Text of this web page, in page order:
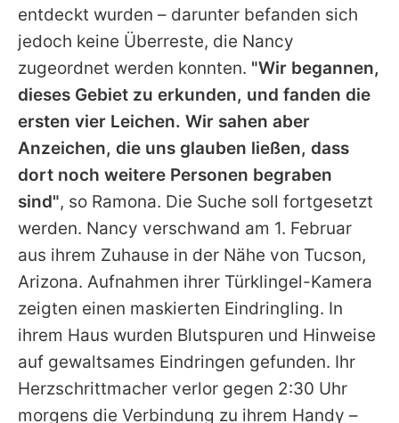
entdeckt wurden – darunter befanden sich
jedoch keine Überreste, die Nancy
zugeordnet werden konnten. "Wir begannen,
dieses Gebiet zu erkunden, und fanden die
ersten vier Leichen. Wir sahen aber
Anzeichen, die uns glauben ließen, dass
dort noch weitere Personen begraben
sind", so Ramona. Die Suche soll fortgesetzt
werden. Nancy verschwand am 1. Februar
aus ihrem Zuhause in der Nähe von Tucson,
Arizona. Aufnahmen ihrer Türklingel-Kamera
zeigten einen maskierten Eindringling. In
ihrem Haus wurden Blutspuren und Hinweise
auf gewaltsames Eindringen gefunden. Ihr
Herzschrittmacher verlor gegen 2:30 Uhr
morgens die Verbindung zu ihrem Handy –